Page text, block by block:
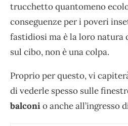
trucchetto quantomeno
conseguenze per i poveri
fastidiosi ma è la loro natura
sul cibo, non è una colpa.
Proprio per questo, vi
di vederle spesso sulle
balconio anche all’ingresso